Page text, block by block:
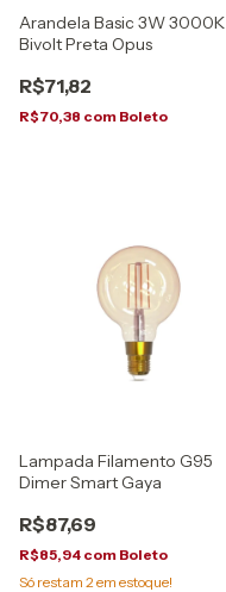
Arandela Basic 3W 3000K
Bivolt Preta Opus
R$71,82
R$70,38 com Boleto
Lampada Filamento G95
Dimer Smart Gaya
R$87,69
R$85,94 com Boleto
Só restam 2 em estoque!